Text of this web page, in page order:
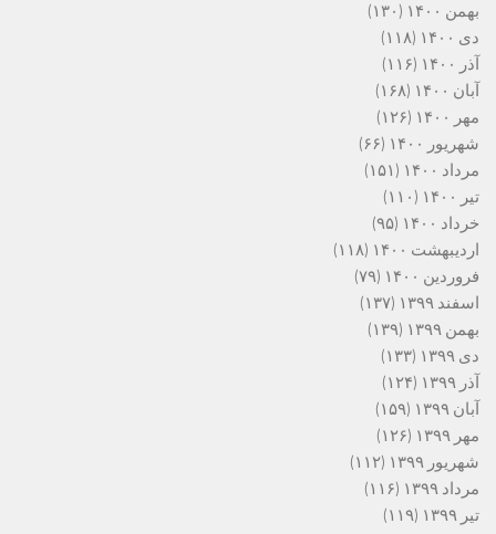
بهمن ۱۴۰۰
(۱۳۰)
دی ۱۴۰۰
(۱۱۸)
آذر ۱۴۰۰
(۱۱۶)
آبان ۱۴۰۰
(۱۶۸)
مهر ۱۴۰۰
(۱۲۶)
شهریور ۱۴۰۰
(۶۶)
مرداد ۱۴۰۰
(۱۵۱)
تیر ۱۴۰۰
(۱۱۰)
خرداد ۱۴۰۰
(۹۵)
اردیبهشت ۱۴۰۰
(۱۱۸)
فروردین ۱۴۰۰
(۷۹)
اسفند ۱۳۹۹
(۱۳۷)
بهمن ۱۳۹۹
(۱۳۹)
دی ۱۳۹۹
(۱۳۳)
آذر ۱۳۹۹
(۱۲۴)
آبان ۱۳۹۹
(۱۵۹)
مهر ۱۳۹۹
(۱۲۶)
شهریور ۱۳۹۹
(۱۱۲)
مرداد ۱۳۹۹
(۱۱۶)
تیر ۱۳۹۹
(۱۱۹)